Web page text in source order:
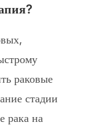
раковые
стадии
рака на